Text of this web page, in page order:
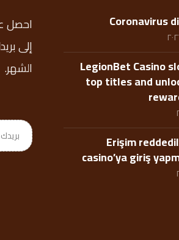
Coronavirus
LegionBet Casino
top titles and
Erişim
casino’ya giriş
احصل
إلى
الشهر.